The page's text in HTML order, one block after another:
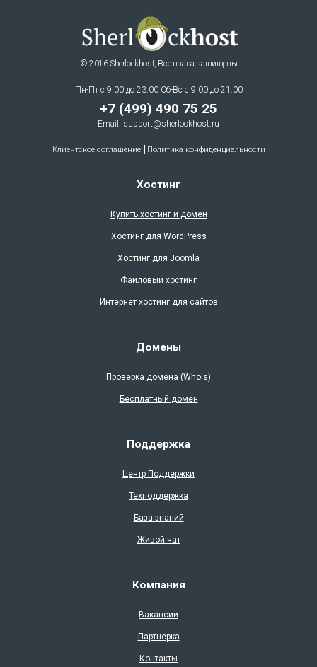
© 2016 Sherlockhost, Все права защищены
Пн-Пт с 9:00 до 23:00 Сб-Вс с 9:00 до 21:00
+7 (499) 490 75 25
Email: support@sherlockhost.ru
Клиентское соглашение Политика конфиденциальности
Хостинг
Купить хостинг и домен
Хостинг для WordPress
Хостинг для Joomla
Файловый хостинг
Интернет хостинг для сайтов
Домены
Проверка доменa (Whois)
Бесплатный домен
Поддержка
Центр Поддержки
Техподдержка
База знаний
Живой чат
Компания
Вакансии
Партнерка
Контакты